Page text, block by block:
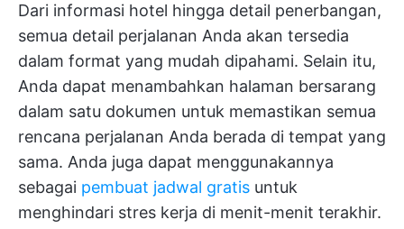
Dari informasi hotel hingga detail penerbangan,
semua detail perjalanan Anda akan tersedia
dalam format yang mudah dipahami. Selain itu,
Anda dapat menambahkan halaman bersarang
dalam satu dokumen untuk memastikan semua
rencana perjalanan Anda berada di tempat yang
sama. Anda juga dapat menggunakannya
sebagai pembuat jadwal gratis untuk
menghindari stres kerja di menit-menit terakhir.